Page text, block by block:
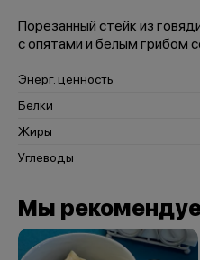
Порезанный стейк из
с опятами и белым грибом
Энерг. ценность
Белки
Жиры
Углеводы
Мы